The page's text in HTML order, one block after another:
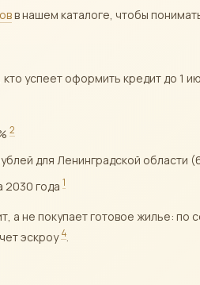
в нашем каталоге, чтобы
успеет оформить кредит до 1
2
для Ленинградской области
2030 года 1
а не покупает готовое жилье:
эскроу 4.